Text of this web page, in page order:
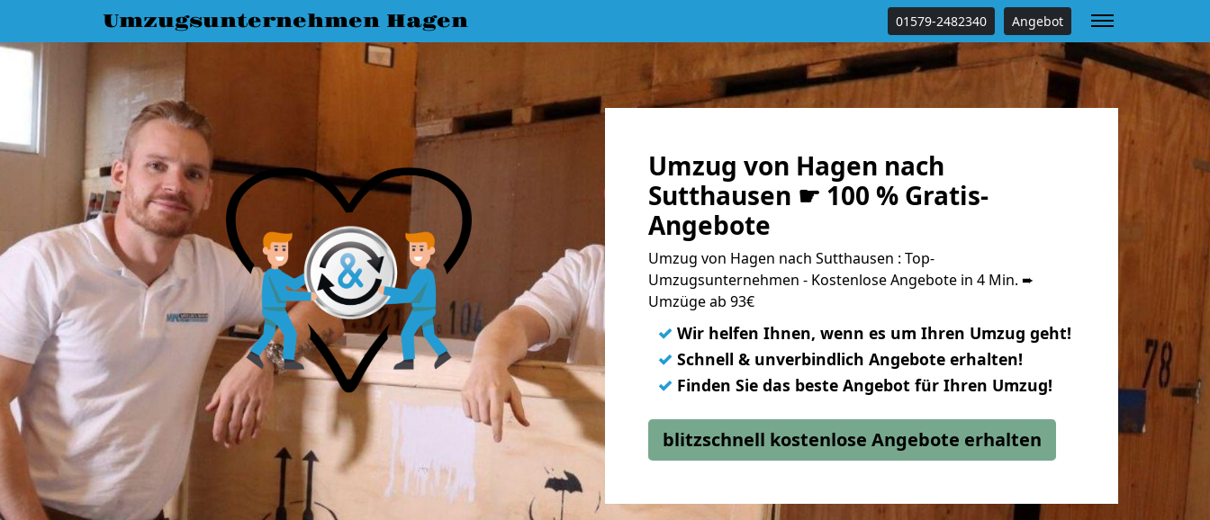
Umzugsunternehmen Hagen 01579-2482340 Angebot
Umzug von Hagen nach
Sutthausen ☛ 100 % Gratis-
Angebote
Umzug von Hagen nach Sutthausen : Top-
Umzugsunternehmen - Kostenlose Angebote in 4 Min. ➨
Umzüge ab 93€
✓ Wir helfen Ihnen, wenn es um Ihren Umzug geht!
✓ Schnell & unverbindlich Angebote erhalten!
✓ Finden Sie das beste Angebot für Ihren Umzug!
blitzschnell kostenlose Angebote erhalten